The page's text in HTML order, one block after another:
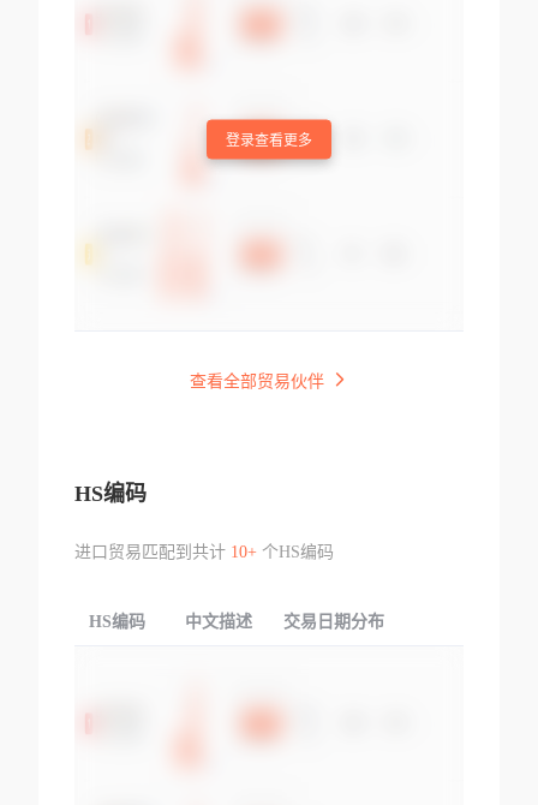
登录查看更多
查看全部贸易伙伴
HS编码
进口贸易匹配到共计 10+个HS编码
HS编码 中文描述 交易日期分布